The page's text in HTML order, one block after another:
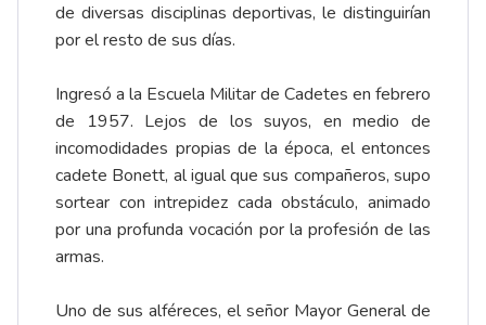
de diversas disciplinas deportivas, le distinguirían
por el resto de sus días.
Ingresó a la Escuela Militar de Cadetes en febrero
de 1957. Lejos de los suyos, en medio de
incomodidades propias de la época, el entonces
cadete Bonett, al igual que sus compañeros, supo
sortear con intrepidez cada obstáculo, animado
por una profunda vocación por la profesión de las
armas.
Uno de sus alféreces, el señor Mayor General de